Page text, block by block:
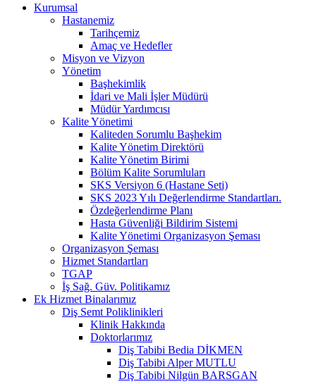
Kurumsal
Hastanemiz
Tarihçemiz
Amaç ve Hedefler
Misyon ve Vizyon
Yönetim
Başhekimlik
İdari ve Mali İşler Müdürü
Müdür Yardımcısı
Kalite Yönetimi
Kaliteden Sorumlu Başhekim
Kalite Yönetim Direktörü
Kalite Yönetim Birimi
Bölüm Kalite Sorumluları
SKS Versiyon 6 (Hastane Seti)
SKS 2023 Yılı Değerlendirme Standartları.
Özdeğerlendirme Planı
Hasta Güvenliği Bildirim Sistemi
Kalite Yönetimi Organizasyon Şeması
Organizasyon Şeması
Hizmet Standartları
TGAP
İş Sağ. Güv. Politikamız
Ek Hizmet Binalarımız
Diş Semt Poliklinikleri
Klinik Hakkında
Doktorlarımız
Diş Tabibi Bedia DİKMEN
Diş Tabibi Alper MUTLU
Diş Tabibi Nilgün BARSGAN